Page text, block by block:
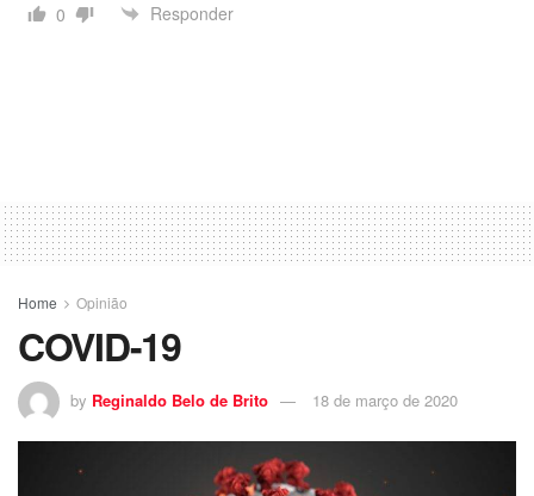
0
Responder
Home Opinião
COVID-19
by Reginaldo Belo de Brito 18 de março de 2020